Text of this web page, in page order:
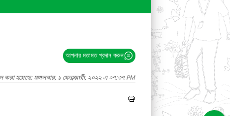
আপনার মতামত প্রদান করুন
করা হয়েছে: মঙ্গলবার, ১ ফেব্রুয়ারী, ২০২২ এ ০৭:৩৭ PM